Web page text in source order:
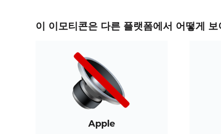
이 이모티콘은 다른 플랫폼에서 어떻게
Apple